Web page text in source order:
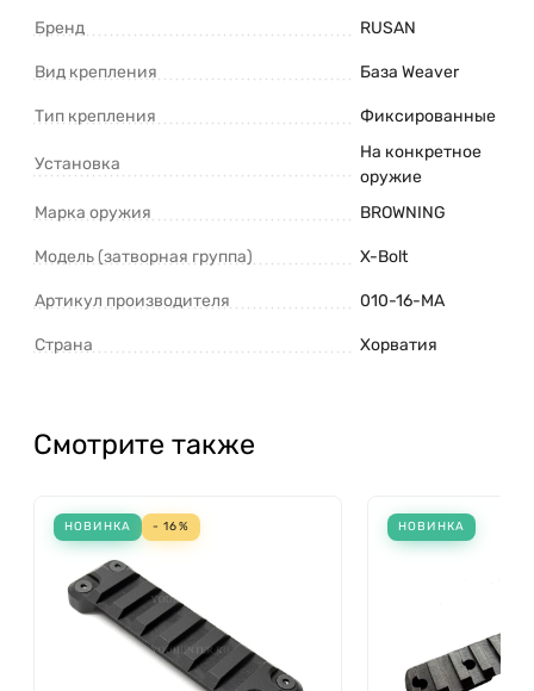
Бренд RUSAN
Вид крепления База Weaver
Тип крепления Фиксированные
Установка
На конкретное
оружие
Марка оружия
BROWNING
Модель (затворная группа) X-Bolt
Артикул производителя 010-16-MA
Страна Хорватия
Смотрите также
НОВИНКА - 16% НОВИНКА